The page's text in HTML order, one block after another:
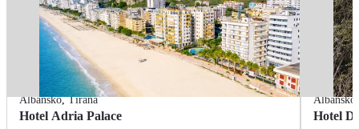
Albánsko,Tirana
Hotel Adria Palace
Albánsko
Hotel